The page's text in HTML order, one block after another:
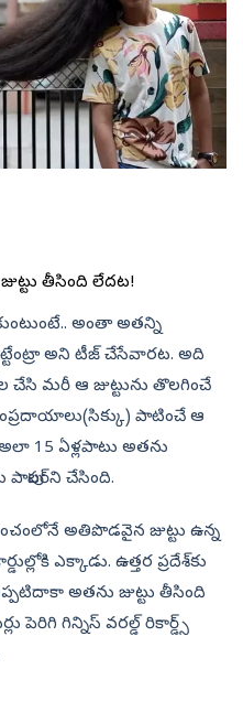
తీసింది లేదట!
అంతా అతన్ని
అని టీజ్‌ చేసేవారట. అది
మరీ ఆ జుట్టును తొలగించే
పాటించే ఆ
అలా 15 ఏళ్లపాటు అతను
పాపులర్‌ని చేసింది.
అతిపొడవైన జుట్టు ఉన్న
ఎక్కాడు. ఉత్తర ప్రదేశ్‌కు
అతను జుట్టు తీసింది
పెరిగి గిన్నిస్‌ వరల్డ్‌ రికార్డ్స్‌